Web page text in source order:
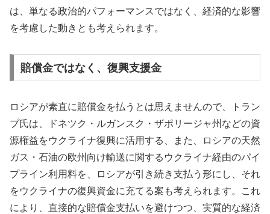
は、単なる政治的パフォーマンスではなく、経済的な影響
を考慮した動きとも考えられます。
賠償金ではなく、復興支援金
ロシアが素直に賠償金を払うとは思えませんので、トラン
プ氏は、ドネツク・ルガンスク・ザポリージャ州などの資
源権益をウクライナ復興に活用する、また、ロシアの天然
ガス・石油の欧州向け輸送に関するウクライナ経由のパイ
プライン利用料を、ロシアが引き続き支払う形にし、それ
をウクライナの復興資金に充てる案も考えられます。これ
により、直接的な賠償金支払いを避けつつ、実質的な経済